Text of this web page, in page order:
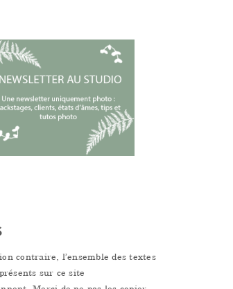
contraire, l’ensemble des textes
sur ce site